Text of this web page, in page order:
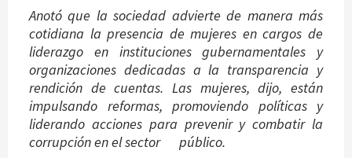
Anotó que la sociedad advierte de manera más
cotidiana la presencia de mujeres en cargos de
liderazgo en instituciones gubernamentales y
organizaciones dedicadas a la transparencia y
rendición de cuentas. Las mujeres, dijo, están
impulsando reformas, promoviendo políticas y
liderando acciones para prevenir y combatir la
corrupción en el sector público.